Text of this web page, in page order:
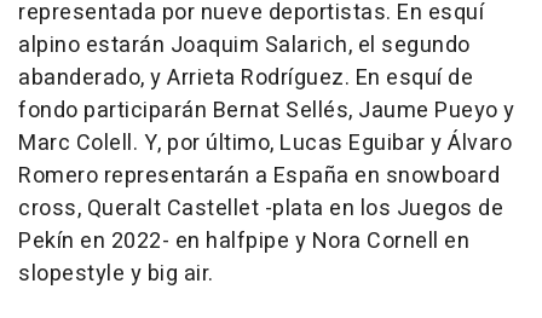
representada por nueve deportistas. En esquí
alpino estarán Joaquim Salarich, el segundo
abanderado, y Arrieta Rodríguez. En esquí de
fondo participarán Bernat Sellés, Jaume Pueyo y
Marc Colell. Y, por último, Lucas Eguibar y Álvaro
Romero representarán a España en snowboard
cross, Queralt Castellet -plata en los Juegos de
Pekín en 2022- en halfpipe y Nora Cornell en
slopestyle y big air.